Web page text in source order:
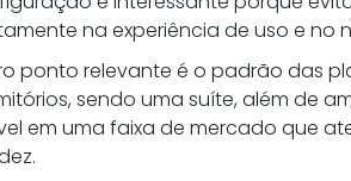
na experiência de uso e no
ponto relevante é o padrão das
sendo uma suíte, além de
em uma faixa de mercado que